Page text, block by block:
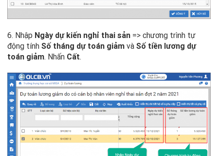
6. Nhập Ngày dự kiến nghỉ thai sản => chương trình tự
động tính Số tháng dự toán giảm và Số tiền lương dự
toán giảm. Nhấn Cất.